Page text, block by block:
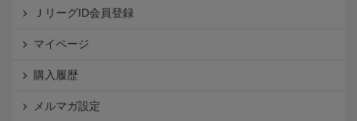
ＪリーグID会員登録
マイページ
購入履歴
メルマガ設定